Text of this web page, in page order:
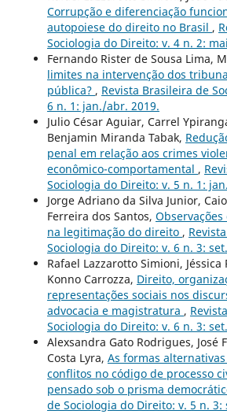
Corrupção e diferenciação
autopoiese do direito no Brasil ,
Sociologia do Direito: v. 4 n. 2:
Fernando Rister de Sousa Lima,
limites na intervenção dos
pública? , Revista Brasileira de
6 n. 1: jan./abr. 2019.
Julio César Aguiar, Carrel
Benjamin Miranda Tabak,
penal em relação aos crimes
econômico-comportamental ,
Sociologia do Direito: v. 5 n. 1:
Jorge Adriano da Silva Junior,
Ferreira dos Santos,
na legitimação do direito ,
Sociologia do Direito: v. 6 n. 3:
Rafael Lazzarotto Simioni,
Konno Carrozza, Direito,
representações sociais nos
advocacia e magistratura ,
Sociologia do Direito: v. 6 n. 3:
Alexsandra Gato Rodrigues, José
Costa Lyra, As formas
conflitos no código de processo
pensado sob o prisma
de Sociologia do Direito: v. 5 n. 3: